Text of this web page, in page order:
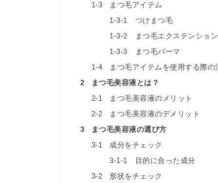
1-3
まつ毛アイテム
1-3-1
つけまつ毛
1-3-2
まつ毛エクステンション
1-3-3
まつ毛パーマ
1-4
まつ毛アイテムを使用する際の
2
まつ毛美容液とは？
2-1
まつ毛美容液のメリット
2-2
まつ毛美容液のデメリット
3
まつ毛美容液の選び方
3-1
成分をチェック
3-1-1
目的に合った成分
3-2
形状をチェック